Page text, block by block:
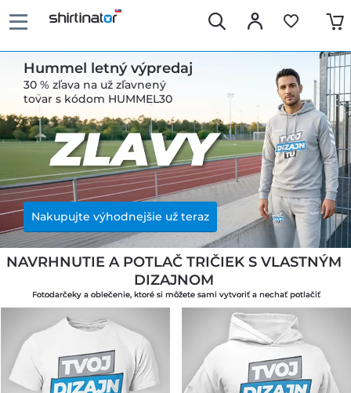
Hummel letný výpredaj
30 % zľava na už zľavnený
tovar s kódom HUMMEL30
Nakupujte výhodnejšie už teraz
NAVRHNUTIE A POTLAČ TRIČIEK S VLASTNÝM
DIZAJNOM
Fotodarčeky a oblečenie, ktoré si môžete sami vytvoriť a nechať potlačiť